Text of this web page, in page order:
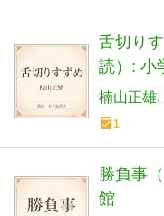
舌切り
読）: 小
楠山正雄
1
勝負事
館